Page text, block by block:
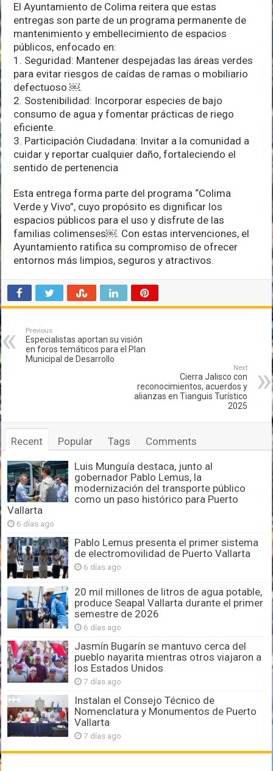
El Ayuntamiento de Colima reitera que estas
entregas son parte de un programa permanente de
mantenimiento y embellecimiento de espacios
públicos, enfocado en:
1. Seguridad: Mantener despejadas las áreas verdes
para evitar riesgos de caídas de ramas o mobiliario
defectuoso ￼.
2. Sostenibilidad: Incorporar especies de bajo
consumo de agua y fomentar prácticas de riego
eficiente.
3. Participación Ciudadana: Invitar a la comunidad a
cuidar y reportar cualquier daño, fortaleciendo el
sentido de pertenencia
Esta entrega forma parte del programa “Colima
Verde y Vivo”, cuyo propósito es dignificar los
espacios públicos para el uso y disfrute de las
familias colimenses￼. Con estas intervenciones, el
Ayuntamiento ratifica su compromiso de ofrecer
entornos más limpios, seguros y atractivos.
Previous
Especialistas aportan su visión
en foros temáticos para el Plan
Municipal de Desarrollo
Next
Cierra Jalisco con
reconocimientos, acuerdos y
alianzas en Tianguis Turístico
2025
Recent Popular Tags Comments
Luis Munguía destaca, junto al
gobernador Pablo Lemus, la
modernización del transporte público
como un paso histórico para Puerto
Vallarta
6 días ago
Pablo Lemus presenta el primer sistema
de electromovilidad de Puerto Vallarta
6 días ago
20 mil millones de litros de agua potable,
produce Seapal Vallarta durante el primer
semestre de 2026
6 días ago
Jasmín Bugarín se mantuvo cerca del
pueblo nayarita mientras otros viajaron a
los Estados Unidos
7 días ago
Instalan el Consejo Técnico de
Nomenclatura y Monumentos de Puerto
Vallarta
7 días ago